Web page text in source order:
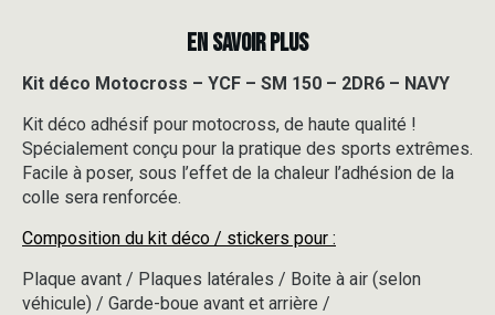
SM
-
2DR6
-
NAVY
EN SAVOIR PLUS
Kit déco Motocross – YCF – SM 150 – 2DR6 – NAVY
Kit déco adhésif pour motocross, de haute qualité !
Spécialement conçu pour la pratique des sports extrêmes.
Facile à poser, sous l’effet de la chaleur l’adhésion de la
colle sera renforcée.
Composition du kit déco / stickers pour :
Plaque avant / Plaques latérales / Boite à air (selon
véhicule) / Garde-boue avant et arrière /